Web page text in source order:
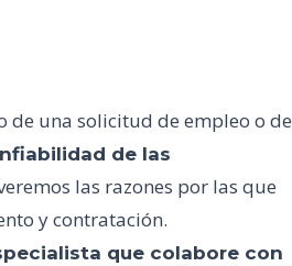
de una solicitud de empleo o de
de las
las razones por las que
y contratación.
que colabore con